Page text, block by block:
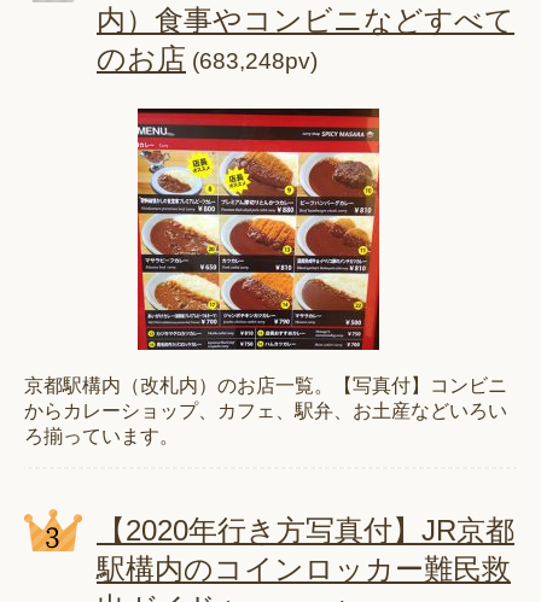
内）食事やコンビニなどすべて
のお店 (683,248pv)
京都駅構内（改札内）のお店一覧。【写真付】コンビニ
からカレーショップ、カフェ、駅弁、お土産などいろい
ろ揃っています。
【2020年行き方写真付】JR京都
駅構内のコインロッカー難民救